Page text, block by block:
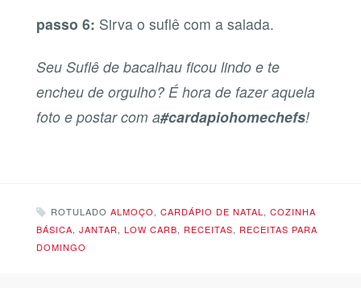
passo 6: Sirva o suflê com a salada.
Seu Suflê de bacalhau ficou lindo e te
encheu de orgulho? É hora de fazer aquela
foto e postar com a#cardapiohomechefs!
ROTULADO ALMOÇO, CARDÁPIO DE NATAL , COZINHA
BÁSICA, JANTAR, LOW CARB, RECEITAS, RECEITAS PARA
DOMINGO